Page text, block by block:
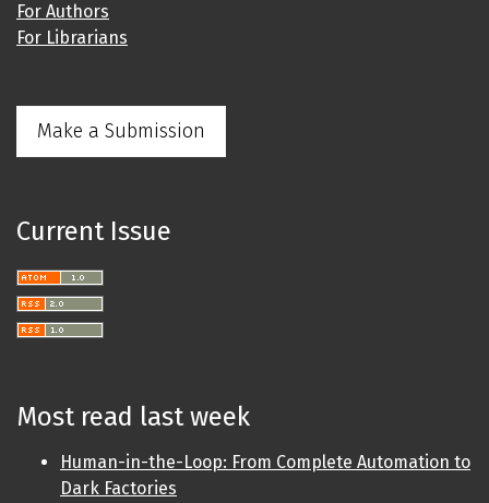
For Authors
For Librarians
Make a Submission
Current Issue
Most read last week
Human-in-the-Loop: From Complete Automation to
Dark Factories